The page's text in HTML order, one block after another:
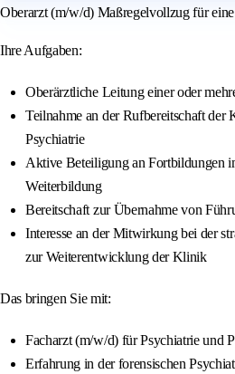
Oberarzt (m/w/d) Maßregelvollzug für
Ihre Aufgaben:
Oberärztliche Leitung einer oder
Teilnahme an der Rufbereitschaft der
Psychiatrie
Aktive Beteiligung an Fortbildungen
Weiterbildung
Bereitschaft zur Übernahme von
Interesse an der Mitwirkung bei der
zur Weiterentwicklung der Klinik
Das bringen Sie mit:
Facharzt (m/w/d) für Psychiatrie und
Erfahrung in der forensischen